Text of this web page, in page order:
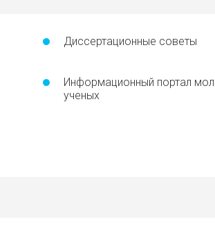
Диссертационные советы
Информационный портал
ученых